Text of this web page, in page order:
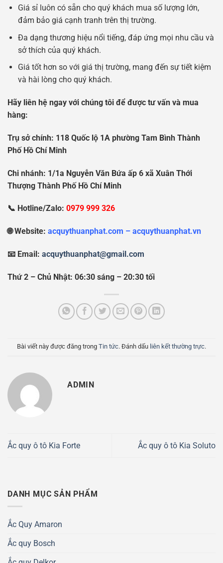
Giá sỉ luôn có sẵn cho quý khách mua số lượng lớn,
đảm bảo giá cạnh tranh trên thị trường.
Đa dạng thương hiệu nổi tiếng, đáp ứng mọi nhu cầu và
sở thích của quý khách.
Giá tốt hơn so với giá thị trường, mang đến sự tiết kiệm
và hài lòng cho quý khách.
Hãy liên hệ ngay với chúng tôi để được tư vấn và mua
hàng:
Trụ sởchính: 118 Quốc lộ 1A phường Tam Bình Thành
PhốHồ Chí Minh
Chi nhánh: 1/1a Nguyễn Văn Bứa ấp 6 xã Xuân Thới
Thượng Thành PhốHồ Chí Minh
📞 Hotline/Zalo: 0979 999 326
🌐 Website: acquythuanphat.com – acquythuanphat.vn
📧 Email: acquythuanphat@gmail.com
Thứ 2 – Chủ Nhật: 06:30 sáng – 20:30 tối
Bài viết này được đăng trong Tin tức. Đánh dấu liên kết thường trực.
ADMIN
Ắc quy ô tô Kia Forte Ắc quy ô tô Kia Soluto
DANH MỤC SẢN PHẨM
Ắc Quy Amaron
Ắc quy Bosch